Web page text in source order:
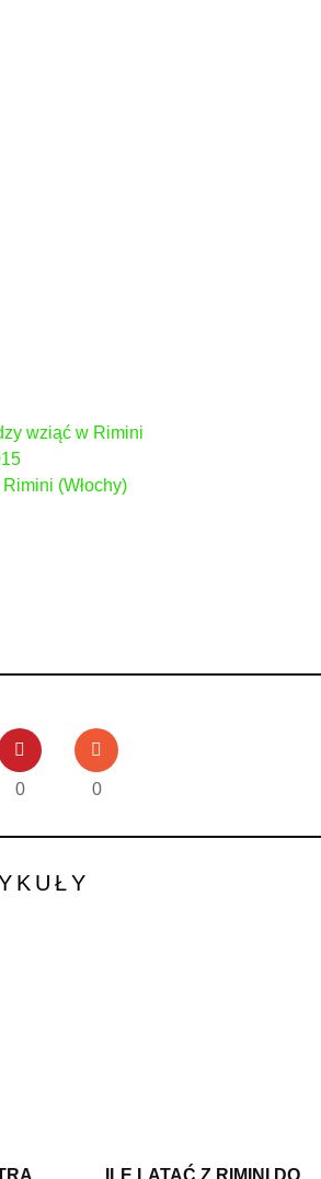
wziąć w Rimini
(Włochy)
0 0
ILE LATAĆ Z RIMINI DO